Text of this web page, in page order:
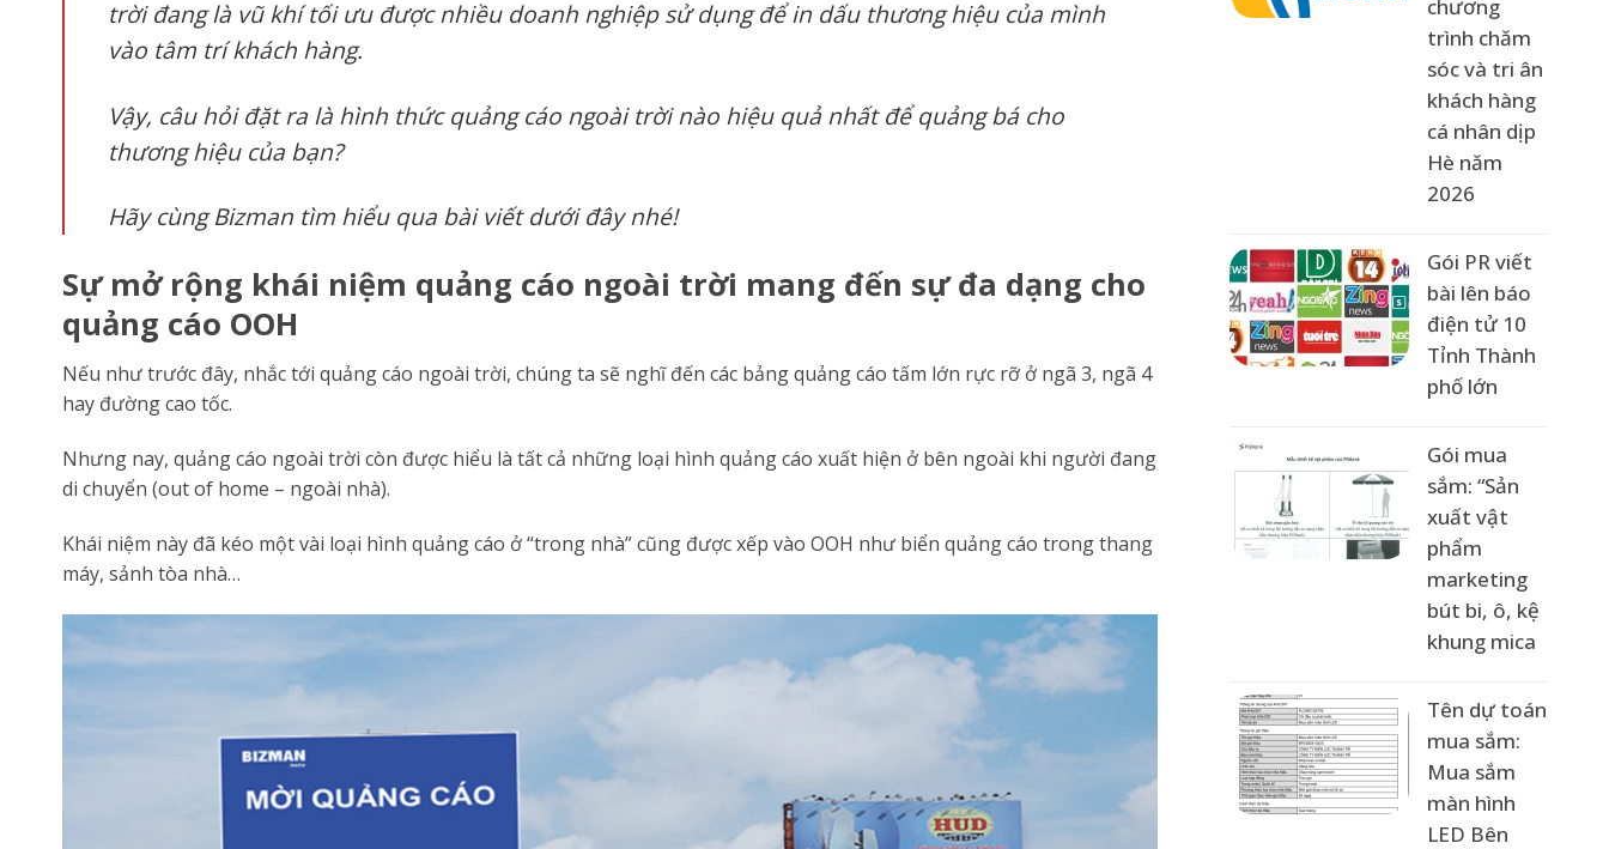
trời đang là vũ khí tối ưu được nhiều doanh nghiệp sử dụng để in dấu thương hiệu của mình
vào tâm trí khách hàng.
Vậy, câu hỏi đặt ra là hình thức quảng cáo ngoài trời nào hiệu quả nhất để quảng bá cho
thương hiệu của bạn?
Hãy cùng Bizman tìm hiểu qua bài viết dưới đây nhé!
Sự mở rộng khái niệm quảng cáo ngoài trời mang đến sự đa dạng cho
quảng cáo OOH
Nếu như trước đây, nhắc tới quảng cáo ngoài trời, chúng ta sẽ nghĩ đến các bảng quảng cáo tấm lớn rực rỡ ở ngã 3, ngã 4
hay đường cao tốc.
Nhưng nay, quảng cáo ngoài trời còn được hiểu là tất cả những loại hình quảng cáo xuất hiện ở bên ngoài khi người đang
di chuyển (out of home – ngoài nhà).
Khái niệm này đã kéo một vài loại hình quảng cáo ở “trong nhà” cũng được xếp vào OOH như biển quảng cáo trong thang
máy, sảnh tòa nhà…
chương
trình chăm
sóc và tri ân
khách hàng
cá nhân dịp
Hè năm
2026
Gói PR viết
bài lên báo
điện tử 10
Tỉnh Thành
phố lớn
Gói mua
sắm: “Sản
xuất vật
phẩm
marketing
bút bi, ô, kệ
khung mica
Tên dự toán
mua sắm:
Mua sắm
màn hình
LED Bên